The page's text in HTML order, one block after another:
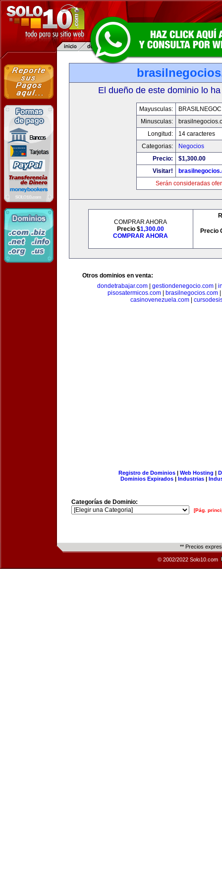
El dueño de este dominio lo
Mayusculas:
Minusculas:
Longitud:
14 caracteres
Categorias:
Negocios
Precio:
$1,300.00
Visitar!
Serán consideradas
COMPRAR AHORA
Precio $1,300.00
COMPRAR AHORA
Precio
Otros dominios en venta:
dondetrabajar.com| gestiondenegocio.com|
pisosatermicos.com
brasilnegocios.com
casinovenezuela.com
Registro de Dominios| Web Hosting |
Dominios Expirados | Industrias |
Categorías de Dominio:
[Pág.
** Precios
© 2002/2022 Solo10.com